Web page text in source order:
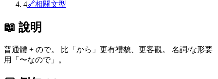
4🔗相關文型
📖 說明
普通體 + ので。 比「から」更有禮貌、更客觀。 名詞/な形要
用「〜なので」。